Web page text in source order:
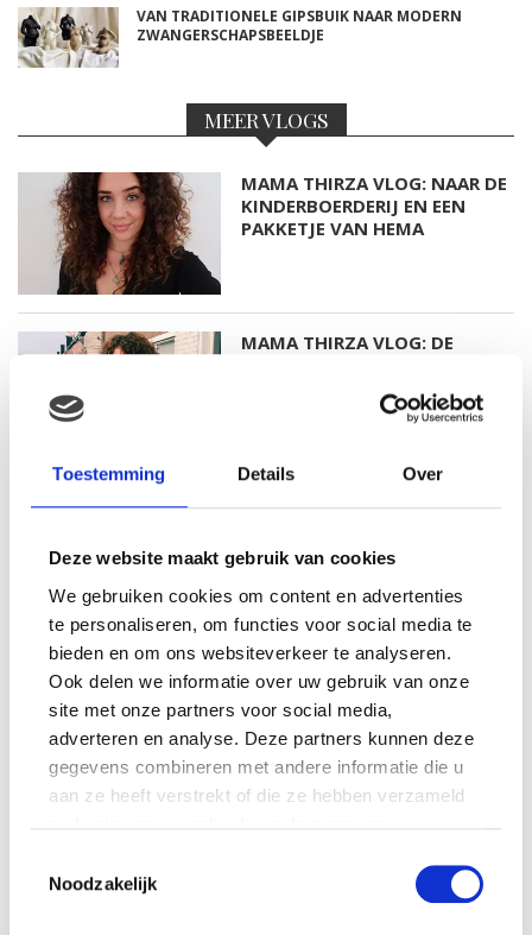
Toestemming Details Over
Deze website maakt gebruik van cookies
We gebruiken cookies om content en advertenties
te personaliseren, om functies voor social media te
bieden en om ons websiteverkeer te analyseren.
Ook delen we informatie over uw gebruik van onze
site met onze partners voor social media,
adverteren en analyse. Deze partners kunnen deze
gegevens combineren met andere informatie die u
aan ze heeft verstrekt of die ze hebben verzameld
Noodzakelijk
VAN TRADITIONELE GIPSBUIK NAAR MODERN
ZWANGERSCHAPSBEELDJE
MEER VLOGS
MAMA THIRZA VLOG: NAAR DE
KINDERBOERDERIJ EN EEN
PAKKETJE VAN HEMA
MAMA THIRZA VLOG: DE
MAMA THIRZA VLOG: OP
VAKANTIE & TWEE ZIEKE
KINDEREN
BEGONNEN & TANDEN BLEKEN